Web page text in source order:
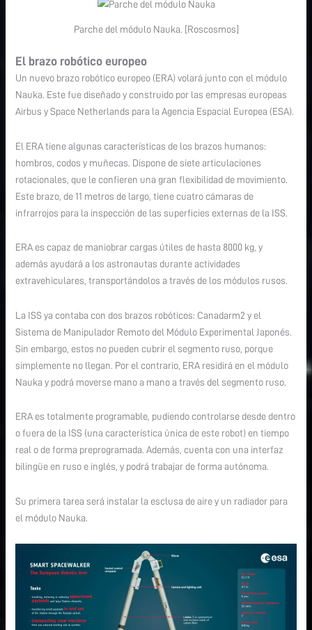
Parche del módulo Nauka. [Roscosmos]
El brazo robótico europeo
Un nuevo brazo robótico europeo (ERA) volará junto con el módulo
Nauka. Este fue diseñado y construido por las empresas europeas
Airbus y Space Netherlands para la Agencia Espacial Europea (ESA).
El ERA tiene algunas características de los brazos humanos:
hombros, codos y muñecas. Dispone de siete articulaciones
rotacionales, que le confieren una gran flexibilidad de movimiento.
Este brazo, de 11 metros de largo, tiene cuatro cámaras de
infrarrojos para la inspección de las superficies externas de la ISS.
ERA es capaz de maniobrar cargas útiles de hasta 8000 kg, y
además ayudará a los astronautas durante actividades
extravehiculares, transportándolos a través de los módulos rusos.
La ISS ya contaba con dos brazos robóticos: Canadarm2 y el
Sistema de Manipulador Remoto del Módulo Experimental Japonés.
Sin embargo, estos no pueden cubrir el segmento ruso, porque
simplemente no llegan. Por el contrario, ERA residirá en el módulo
Nauka y podrá moverse mano a mano a través del segmento ruso.
ERA es totalmente programable, pudiendo controlarse desde dentro
o fuera de la ISS (una característica única de este robot) en tiempo
real o de forma preprogramada. Además, cuenta con una interfaz
bilingüe en ruso e inglés, y podrá trabajar de forma autónoma.
Su primera tarea será instalar la esclusa de aire y un radiador para
el módulo Nauka.